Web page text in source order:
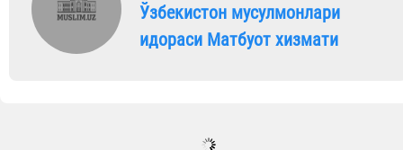
Ўзбекистон мусулмонлари
идораси Матбуот хизмати